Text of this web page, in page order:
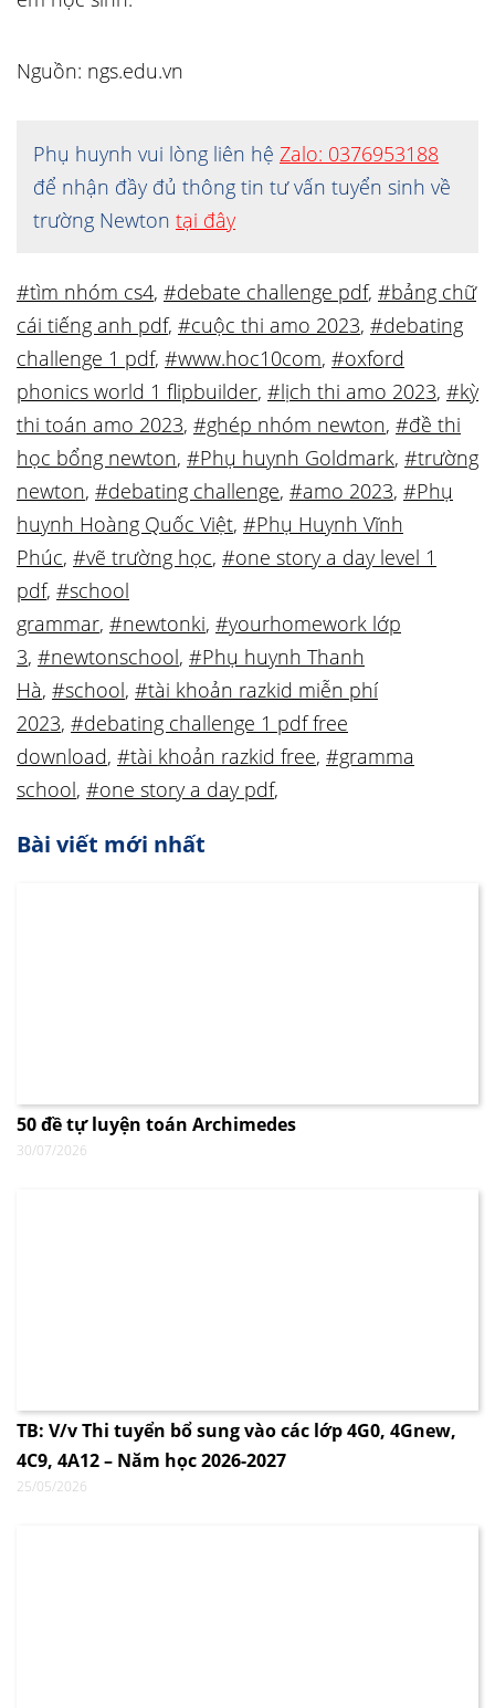
Nguồn: ngs.edu.vn
Phụ huynh vui lòng liên hệ Zalo: 0376953188
để nhận đầy đủ thông tin tư vấn tuyển sinh về
trường Newton tại đây
#tìm nhóm cs4, #debate challenge pdf, #bảng chữ
cái tiếng anh pdf, #cuộc thi amo 2023, #debating
challenge 1 pdf, #www.hoc10com, #oxford
phonics world 1 flipbuilder, #lịch thi amo 2023, #kỳ
thi toán amo 2023, #ghép nhóm newton, #đề thi
học bổng newton, #Phụ huynh Goldmark, #trường
newton, #debating challenge, #amo 2023, #Phụ
huynh Hoàng Quốc Việt, #Phụ Huynh Vĩnh
Phúc, #vẽ trường học, #one story a day level 1
pdf, #school
grammar, #newtonki, #yourhomework lớp
3, #newtonschool, #Phụ huynh Thanh
Hà, #school, #tài khoản razkid miễn phí
2023, #debating challenge 1 pdf free
download, #tài khoản razkid free, #gramma
school, #one story a day pdf,
Bài viết mới nhất
50 đề tự luyện toán Archimedes
30/07/2026
TB: V/v Thi tuyển bổ sung vào các lớp 4G0, 4Gnew,
4C9, 4A12 – Năm học 2026-2027
25/05/2026